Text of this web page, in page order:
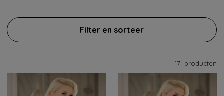
Filter en sorteer
17 producten